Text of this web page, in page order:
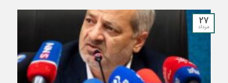
27
مرداد